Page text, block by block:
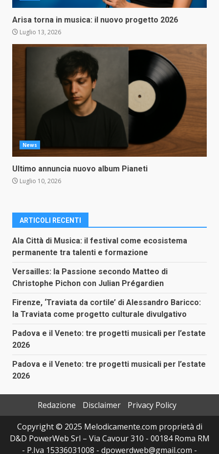
Arisa torna in musica: il nuovo progetto 2026
Luglio 13, 2026
News
Ultimo annuncia nuovo album Pianeti
Luglio 10, 2026
ARTICOLI RECENTI
Ala Città di Musica: il festival come ecosistema
permanente tra talenti e formazione
Versailles: la Passione secondo Matteo di
Christophe Pichon con Julian Prégardien
Firenze, ‘Traviata da cortile’ di Alessandro Baricco:
la Traviata come progetto culturale divulgativo
Padova e il Veneto: tre progetti musicali per l’estate
2026
Padova e il Veneto: tre progetti musicali per l’estate
2026
Redazione Disclaimer
Privacy Policy
Copyright © 2025 Melodicamente.com proprietà di
D&D PowerWeb Srl – Via Cavour 310 - 00184 Roma RM
- P.Iva 15336031008 - dpowerdweb@gmail.com -